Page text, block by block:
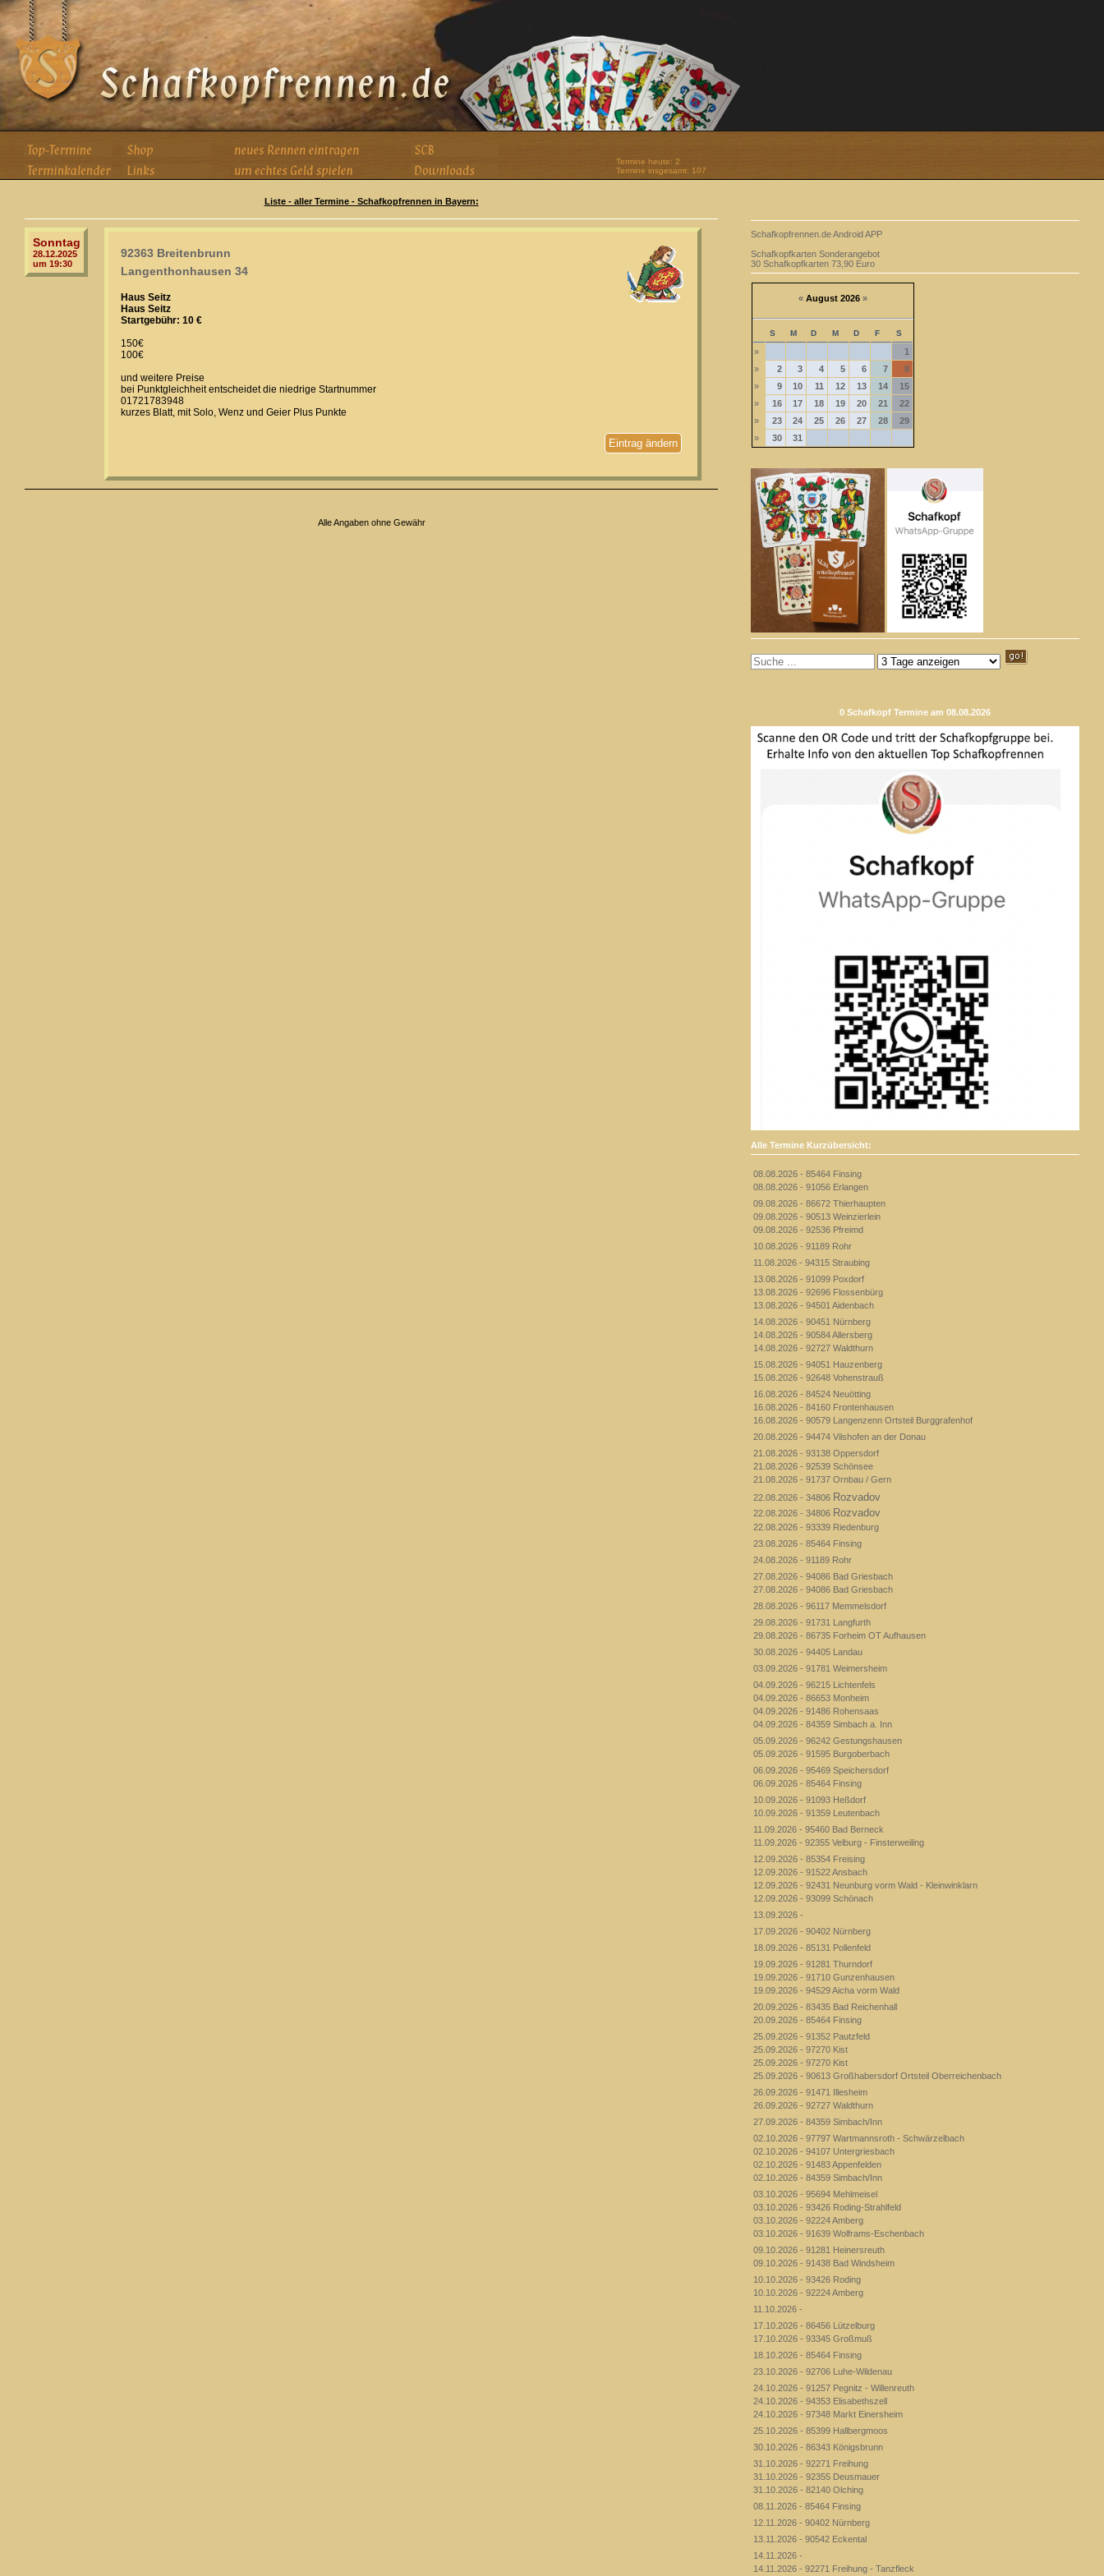
Termine heute: 2
Termine insgesamt: 107
Liste - aller Termine - Schafkopfrennen in Bayern:
Sonntag
28.12.2025
um 19:30
92363 Breitenbrunn
Langenthonhausen 34
Haus Seitz
Haus Seitz
Startgebühr: 10 €
150€
100€
und weitere Preise
bei Punktgleichheit entscheidet die niedrige Startnummer
01721783948
kurzes Blatt, mit Solo, Wenz und Geier Plus Punkte
Eintrag ändern
Alle Angaben ohne Gewähr
Schafkopfrennen.de Android APP
Schafkopfkarten Sonderangebot
30 Schafkopfkarten 73,90 Euro
« August 2026 »
S M D M D F S
»
1
»
2 3 4 5 6 7
8
»
9 10 11 12 13 14
15
»
16 17 18 19 20 21
22
»
23 24 25 26 27 28
29
»
30 31
0 Schafkopf Termine am 08.08.2026
Alle Termine Kurzübersicht:
08.08.2026 - 85464 Finsing
08.08.2026 - 91056 Erlangen
09.08.2026 - 86672 Thierhaupten
09.08.2026 - 90513 Weinzierlein
09.08.2026 - 92536 Pfreimd
10.08.2026 - 91189 Rohr
11.08.2026 - 94315 Straubing
13.08.2026 - 91099 Poxdorf
13.08.2026 - 92696 Flossenbürg
13.08.2026 - 94501 Aidenbach
14.08.2026 - 90451 Nürnberg
14.08.2026 - 90584 Allersberg
14.08.2026 - 92727 Waldthurn
15.08.2026 - 94051 Hauzenberg
15.08.2026 - 92648 Vohenstrauß
16.08.2026 - 84524 Neuötting
16.08.2026 - 84160 Frontenhausen
16.08.2026 - 90579 Langenzenn Ortsteil Burggrafenhof
20.08.2026 - 94474 Vilshofen an der Donau
21.08.2026 - 93138 Oppersdorf
21.08.2026 - 92539 Schönsee
21.08.2026 - 91737 Ornbau / Gern
22.08.2026 - 34806 Rozvadov
22.08.2026 - 34806 Rozvadov
22.08.2026 - 93339 Riedenburg
23.08.2026 - 85464 Finsing
24.08.2026 - 91189 Rohr
27.08.2026 - 94086 Bad Griesbach
27.08.2026 - 94086 Bad Griesbach
28.08.2026 - 96117 Memmelsdorf
29.08.2026 - 91731 Langfurth
29.08.2026 - 86735 Forheim OT Aufhausen
30.08.2026 - 94405 Landau
03.09.2026 - 91781 Weimersheim
04.09.2026 - 96215 Lichtenfels
04.09.2026 - 86653 Monheim
04.09.2026 - 91486 Rohensaas
04.09.2026 - 84359 Simbach a. Inn
05.09.2026 - 96242 Gestungshausen
05.09.2026 - 91595 Burgoberbach
06.09.2026 - 95469 Speichersdorf
06.09.2026 - 85464 Finsing
10.09.2026 - 91093 Heßdorf
10.09.2026 - 91359 Leutenbach
11.09.2026 - 95460 Bad Berneck
11.09.2026 - 92355 Velburg - Finsterweiling
12.09.2026 - 85354 Freising
12.09.2026 - 91522 Ansbach
12.09.2026 - 92431 Neunburg vorm Wald - Kleinwinklarn
12.09.2026 - 93099 Schönach
13.09.2026 -
17.09.2026 - 90402 Nürnberg
18.09.2026 - 85131 Pollenfeld
19.09.2026 - 91281 Thurndorf
19.09.2026 - 91710 Gunzenhausen
19.09.2026 - 94529 Aicha vorm Wald
20.09.2026 - 83435 Bad Reichenhall
20.09.2026 - 85464 Finsing
25.09.2026 - 91352 Pautzfeld
25.09.2026 - 97270 Kist
25.09.2026 - 97270 Kist
25.09.2026 - 90613 Großhabersdorf Ortsteil Oberreichenbach
26.09.2026 - 91471 Illesheim
26.09.2026 - 92727 Waldthurn
27.09.2026 - 84359 Simbach/Inn
02.10.2026 - 97797 Wartmannsroth - Schwärzelbach
02.10.2026 - 94107 Untergriesbach
02.10.2026 - 91483 Appenfelden
02.10.2026 - 84359 Simbach/Inn
03.10.2026 - 95694 Mehlmeisel
03.10.2026 - 93426 Roding-Strahlfeld
03.10.2026 - 92224 Amberg
03.10.2026 - 91639 Wolframs-Eschenbach
09.10.2026 - 91281 Heinersreuth
09.10.2026 - 91438 Bad Windsheim
10.10.2026 - 93426 Roding
10.10.2026 - 92224 Amberg
11.10.2026 -
17.10.2026 - 86456 Lützelburg
17.10.2026 - 93345 Großmuß
18.10.2026 - 85464 Finsing
23.10.2026 - 92706 Luhe-Wildenau
24.10.2026 - 91257 Pegnitz - Willenreuth
24.10.2026 - 94353 Elisabethszell
24.10.2026 - 97348 Markt Einersheim
25.10.2026 - 85399 Hallbergmoos
30.10.2026 - 86343 Königsbrunn
31.10.2026 - 92271 Freihung
31.10.2026 - 92355 Deusmauer
31.10.2026 - 82140 Olching
08.11.2026 - 85464 Finsing
12.11.2026 - 90402 Nürnberg
13.11.2026 - 90542 Eckental
14.11.2026 -
14.11.2026 - 92271 Freihung - Tanzfleck